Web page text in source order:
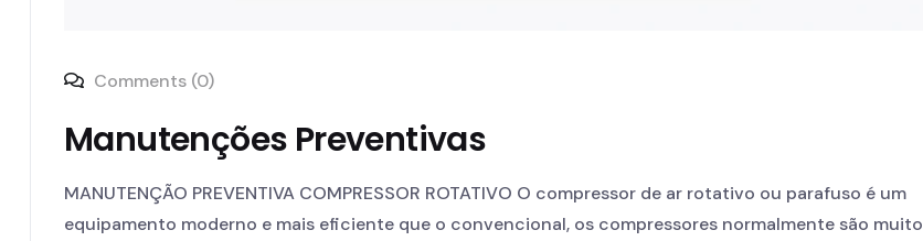
Comments (0)
Manutenções Preventivas
MANUTENÇÃO PREVENTIVA COMPRESSOR ROTATIVO O compressor de ar rotativo ou parafuso é um
equipamento moderno e mais eficiente que o convencional, os compressores normalmente são muito